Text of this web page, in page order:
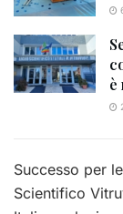
è
Successo per
Scientifico